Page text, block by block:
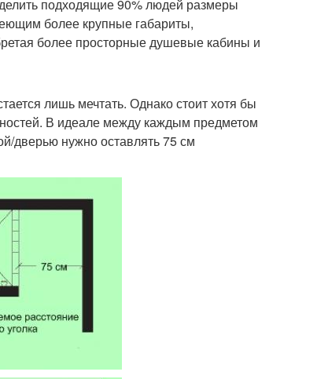
подходящие 90% людей размеры
более крупные габариты,
более просторные душевые кабины и
лишь мечтать. Однако стоит хотя бы
В идеале между каждым предметом
дверью нужно оставлять 75 см